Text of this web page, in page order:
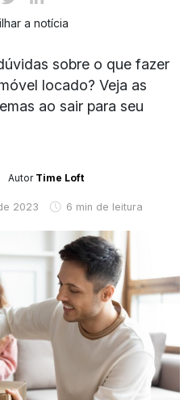
a notícia
sobre o que fazer
locado? Veja as
ao sair para seu
Autor Time Loft
2023 6 min de leitura